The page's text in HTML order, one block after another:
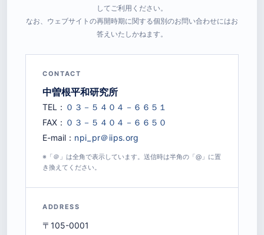
してご利用ください。
なお、ウェブサイトの再開時期に関する個別のお問い合わせにはお
答えいたしかねます。
CONTACT
中曽根平和研究所
TEL：
FAX：
E-mail：
※「＠」は全角で表示しています。送信時は半角の「@」に置
き換えてください。
ADDRESS
〒105-0001